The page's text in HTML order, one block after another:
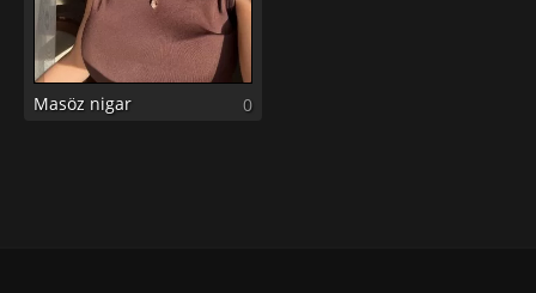
Masöz nigar 0